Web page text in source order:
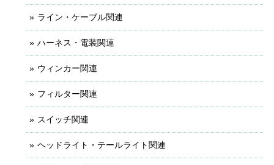
ライン・ケーブル関連
ハーネス・電装関連
ウィンカー関連
フィルター関連
スイッチ関連
ヘッドライト・テールライト関連